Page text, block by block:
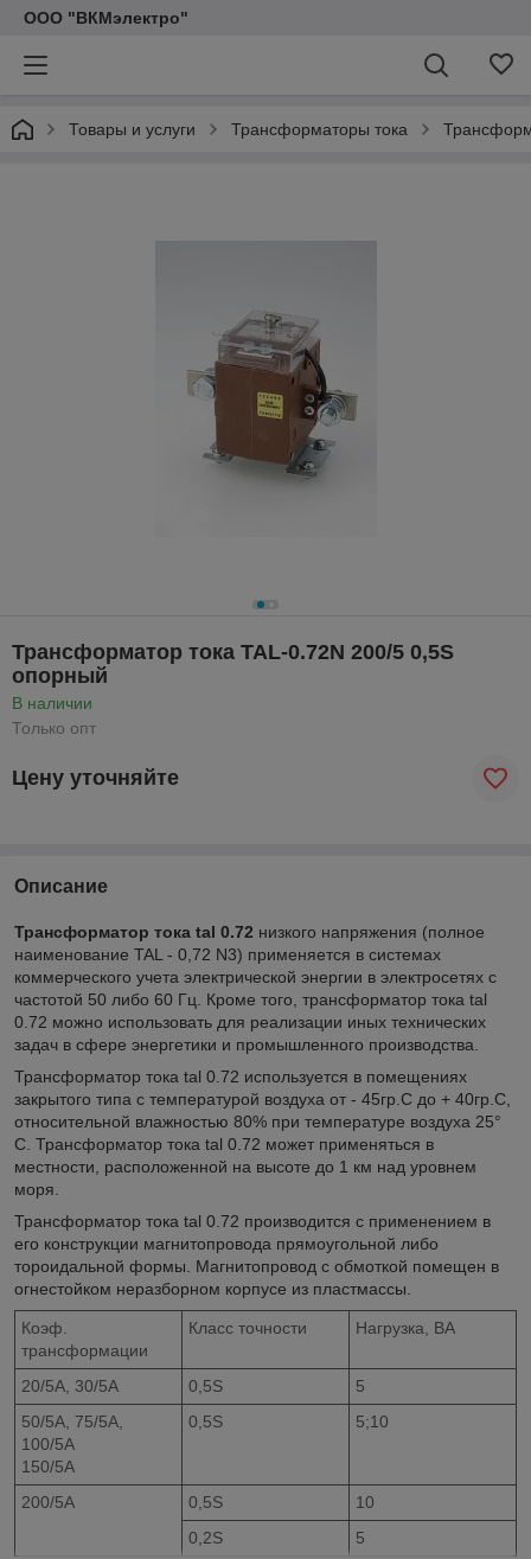
ООО "ВКМэлектро"
Товары и услуги Трансформаторы тока
Трансформатор тока TAL-0.72N 200/5 0,5S
опорный
В наличии
Только опт
Цену уточняйте
Описание
Трансформатор тока tal 0.72 низкого напряжения (полное
наименование TAL - 0,72 N3) применяется в системах
коммерческого учета электрической энергии в электросетях с
частотой 50 либо 60 Гц. Кроме того, трансформатор тока tal
0.72 можно использовать для реализации иных технических
задач в сфере энергетики и промышленного производства.
Трансформатор тока tal 0.72 используется в помещениях
закрытого типа с температурой воздуха от - 45гр.C до + 40гр.C,
относительной влажностью 80% при температуре воздуха 25°
C. Трансформатор тока tal 0.72 может применяться в
местности, расположенной на высоте до 1 км над уровнем
моря.
Трансформатор тока tal 0.72 производится с применением в
его конструкции магнитопровода прямоугольной либо
тороидальной формы. Магнитопровод с обмоткой помещен в
огнестойком неразборном корпусе из пластмассы.
Коэф.
трансформации
Класс точности Нагрузка, ВA
20/5A, 30/5A 0,5S
5
50/5A, 75/5A,
100/5A
150/5A
0,5S 5;10
200/5A 0,5S
10
0,2S
5